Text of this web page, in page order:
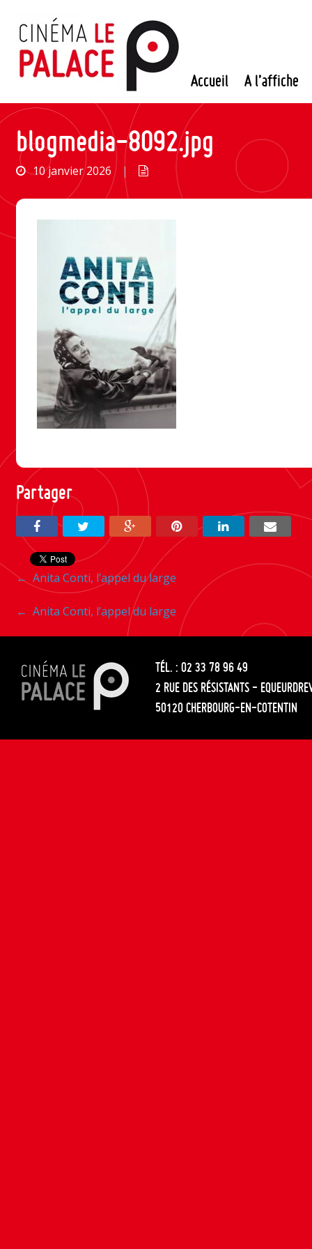
contenu
Accueil A l’affiche
blogmedia-8092.jpg
10 janvier 2026 |
Partager
Navigation
entre
les
articles
← Anita Conti, l’appel du large
Navigation
entre
les
articles
← Anita Conti, l’appel du large
TÉL. : 02 33 78 96 49
2 RUE DES RÉSISTANTS -
50120 CHERBOURG-EN-COTENTIN